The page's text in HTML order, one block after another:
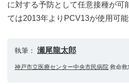
に対する予防として任意接種が可
ては2013年よりPCV13が使用可能
執筆： 瀬尾龍太郎
神戸市立医療センター中央市民病院 救命救